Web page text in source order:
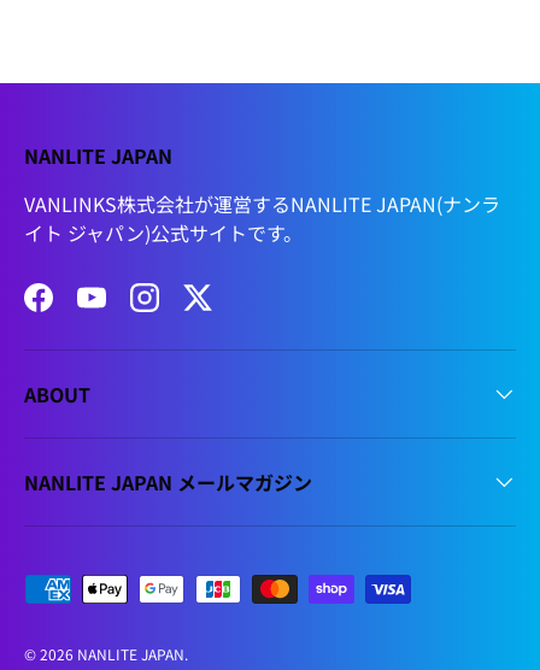
NANLITE JAPAN
VANLINKS株式会社が運営するNANLITE JAPAN(ナンラ
イト ジャパン)公式サイトです。
FacebookYouTubeInstagramTwitter
ABOUT
NANLITE JAPAN メールマガジン
支払方法
© 2026 NANLITE JAPAN.